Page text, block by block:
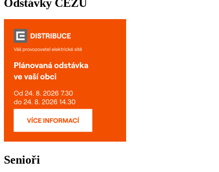
Odstávky ČEZU
Senioři